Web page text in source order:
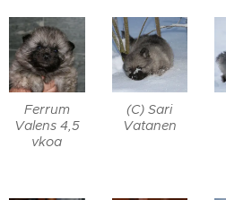
Ferrum
Valens 4,5
vkoa
(C) Sari
Vatanen